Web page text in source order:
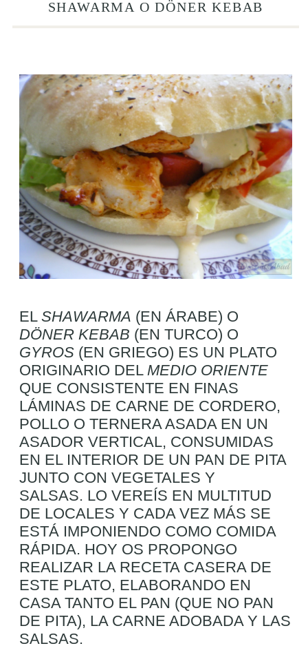
SHAWARMA O DÖNER KEBAB
ELSHAWARMA (EN ÁRABE) O
DÖNER KEBAB (EN TURCO) O
GYROS (EN GRIEGO) ES UN PLATO
ORIGINARIO DELMEDIO ORIENTE
QUE CONSISTENTE EN FINAS
LÁMINAS DE CARNE DE CORDERO,
POLLO O TERNERA ASADA EN UN
ASADOR VERTICAL, CONSUMIDAS
EN EL INTERIOR DE UN PAN DE PITA
JUNTO CON VEGETALES Y
SALSAS. LO VEREÍS EN MULTITUD
DE LOCALES Y CADA VEZ MÁS SE
ESTÁ IMPONIENDO COMO COMIDA
RÁPIDA. HOY OS PROPONGO
REALIZAR LA RECETA CASERA DE
ESTE PLATO, ELABORANDO EN
CASA TANTO EL PAN (QUE NO PAN
DE PITA), LA CARNE ADOBADA Y LAS
SALSAS.